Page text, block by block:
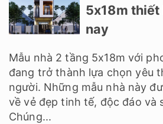
5x18m
nay
Mẫu nhà 2 tầng 5x18m với
đang trở thành lựa chọn yêu
người. Những mẫu nhà này
về vẻ đẹp tinh tế, độc đáo và
Chúng...